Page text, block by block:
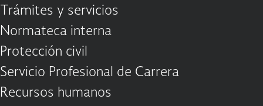
Trámites y servicios
Normateca interna
Protección civil
Servicio Profesional de Carrera
Recursos humanos